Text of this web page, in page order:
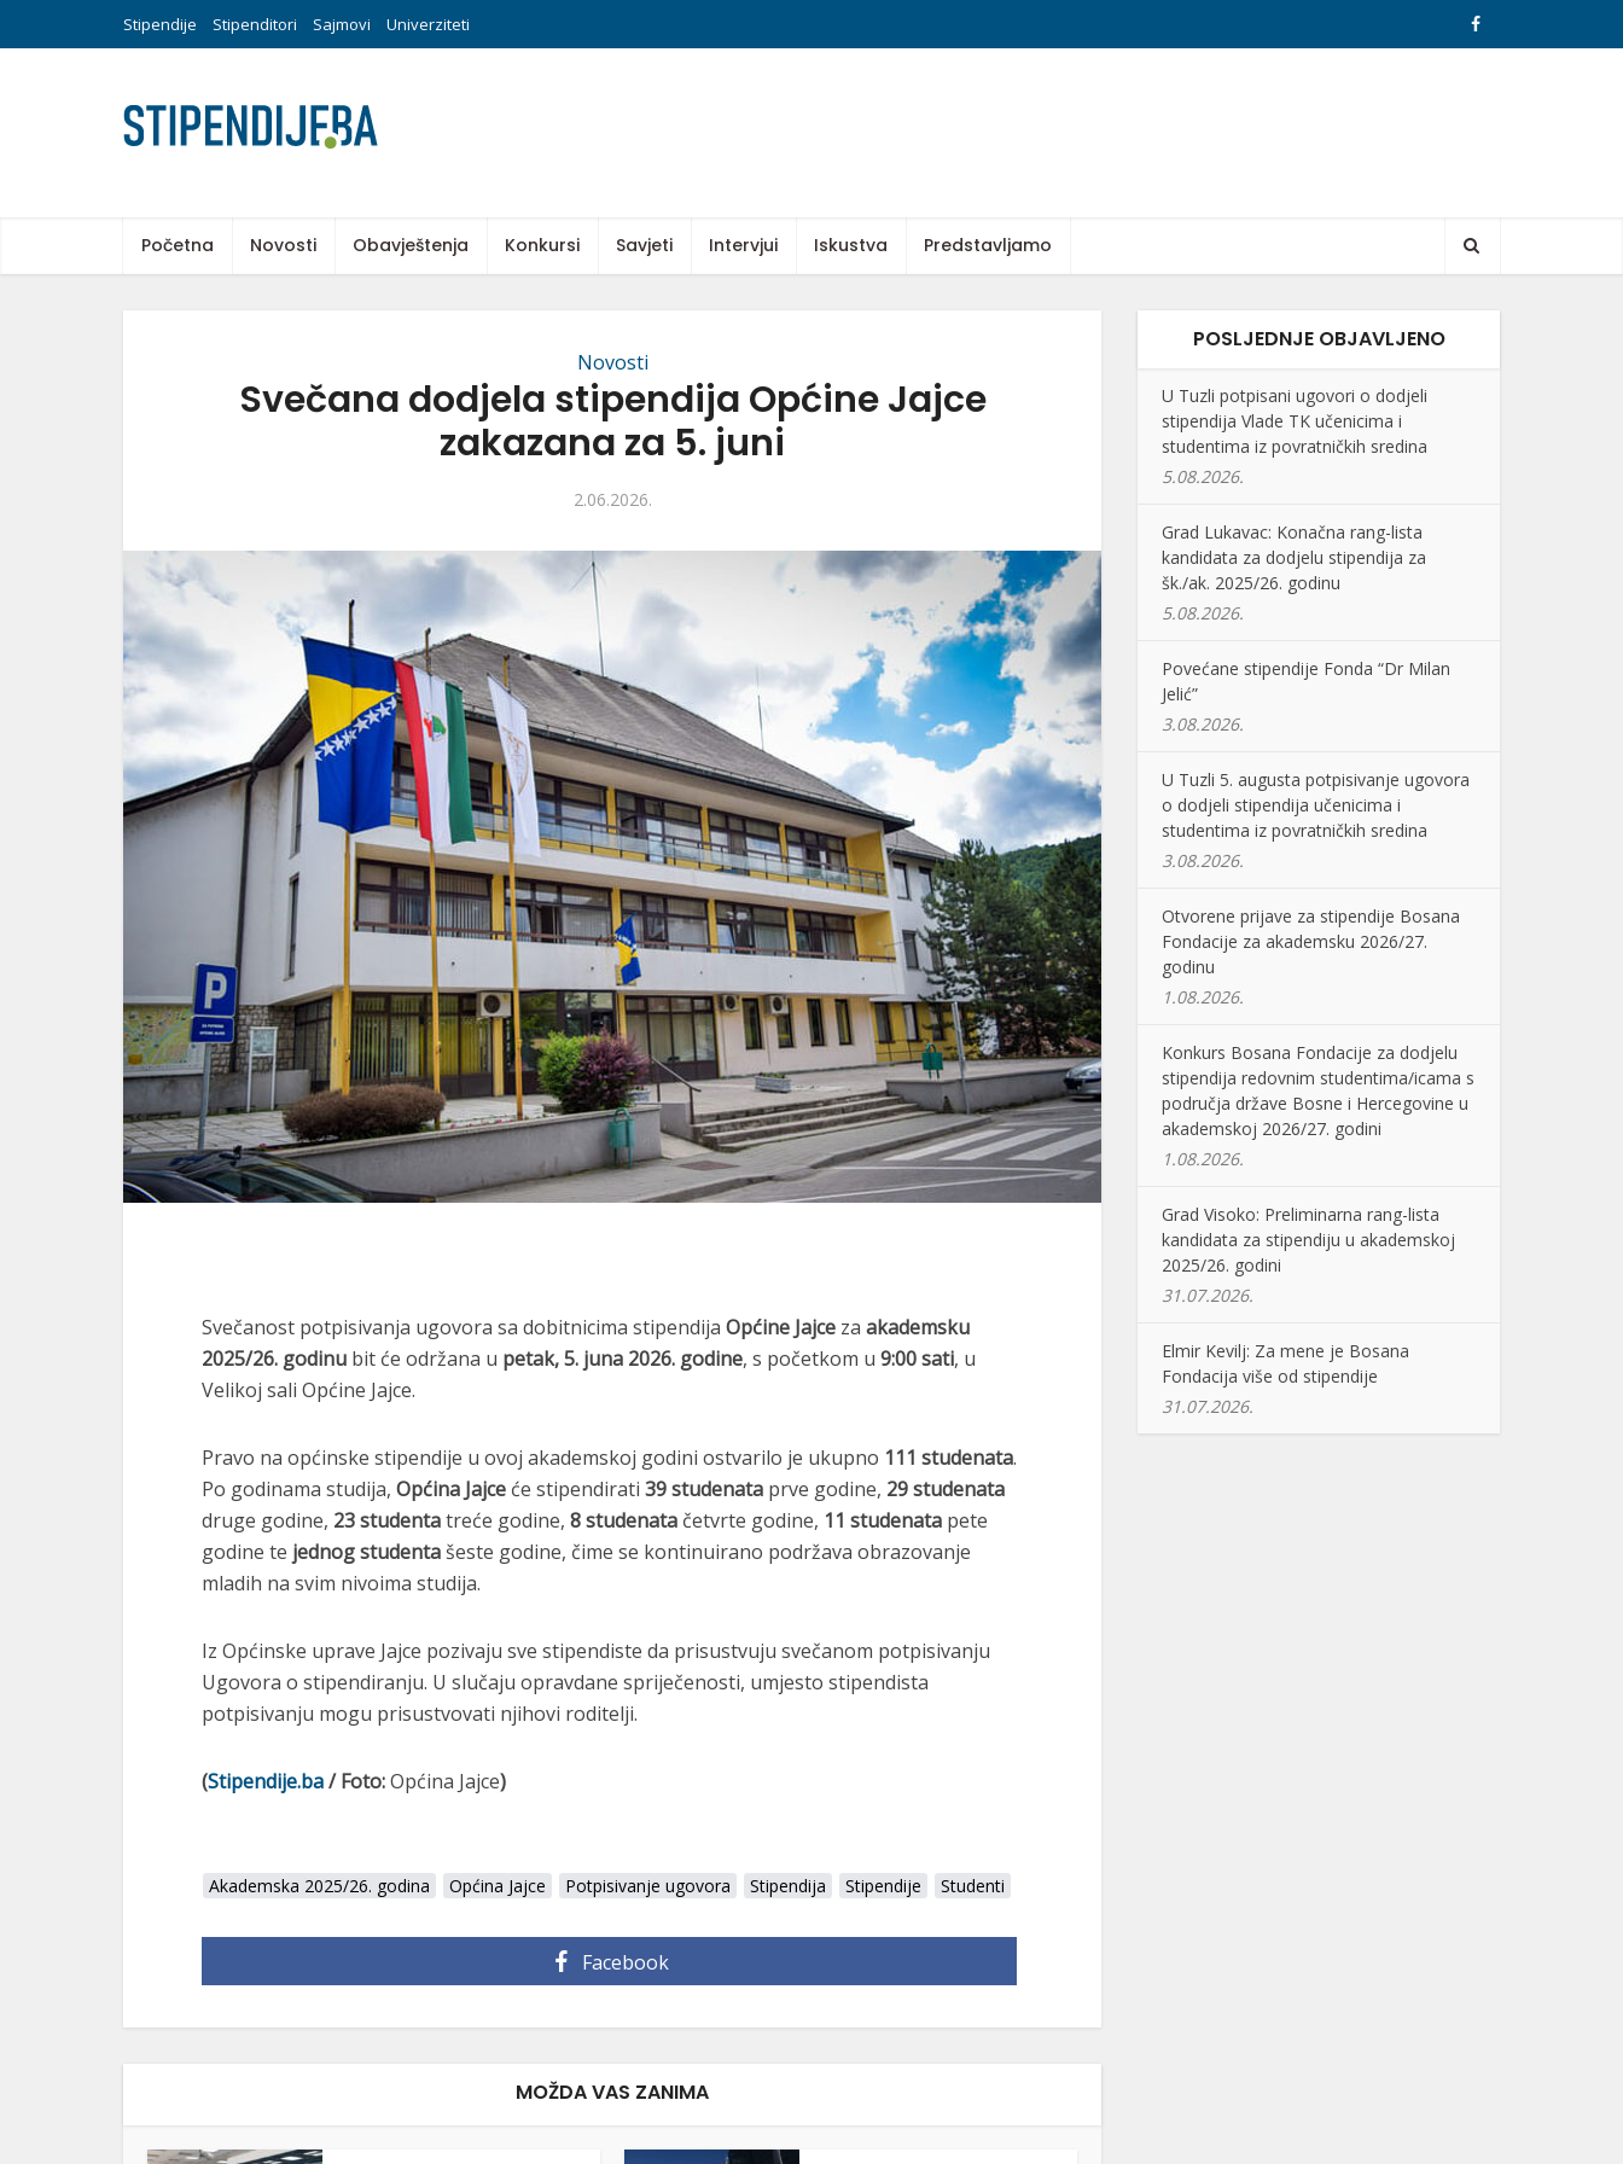
Stipendije Stipenditori Sajmovi Univerziteti
Početna Novosti Obavještenja Konkursi Savjeti Intervjui Iskustva Predstavljamo
Novosti
Svečana dodjela stipendija Općine Jajce
zakazana za 5. juni
2.06.2026.
Svečanost potpisivanja ugovora sa dobitnicima stipendija Općine Jajce za akademsku
2025/26. godinu bit će održana u petak, 5. juna 2026. godine, s početkom u 9:00 sati, u
Velikoj sali Općine Jajce.
Pravo na općinske stipendije u ovoj akademskoj godini ostvarilo je ukupno 111 studenata.
Po godinama studija, Općina Jajce će stipendirati 39 studenata prve godine, 29 studenata
druge godine, 23 studentatreće godine, 8 studenata četvrte godine, 11 studenata pete
godine te jednog studentašeste godine, čime se kontinuirano podržava obrazovanje
mladih na svim nivoima studija.
Iz Općinske uprave Jajce pozivaju sve stipendiste da prisustvuju svečanom potpisivanju
Ugovora o stipendiranju. U slučaju opravdane spriječenosti, umjesto stipendista
potpisivanju mogu prisustvovati njihovi roditelji.
(Stipendije.ba/ Foto:Općina Jajce)
Akademska 2025/26. godina Općina Jajce Potpisivanje ugovora Stipendija Stipendije Studenti
Facebook
MOŽDA VAS ZANIMA
POSLJEDNJE OBJAVLJENO
U Tuzli potpisani ugovori o dodjeli
stipendija Vlade TK učenicima i
studentima iz povratničkih sredina
5.08.2026.
Grad Lukavac: Konačna rang-lista
kandidata za dodjelu stipendija za
šk./ak. 2025/26. godinu
5.08.2026.
Povećane stipendije Fonda “Dr Milan
Jelić”
3.08.2026.
U Tuzli 5. augusta potpisivanje ugovora
o dodjeli stipendija učenicima i
studentima iz povratničkih sredina
3.08.2026.
Otvorene prijave za stipendije Bosana
Fondacije za akademsku 2026/27.
godinu
1.08.2026.
Konkurs Bosana Fondacije za dodjelu
stipendija redovnim studentima/icama s
područja države Bosne i Hercegovine u
akademskoj 2026/27. godini
1.08.2026.
Grad Visoko: Preliminarna rang-lista
kandidata za stipendiju u akademskoj
2025/26. godini
31.07.2026.
Elmir Kevilj: Za mene je Bosana
Fondacija više od stipendije
31.07.2026.